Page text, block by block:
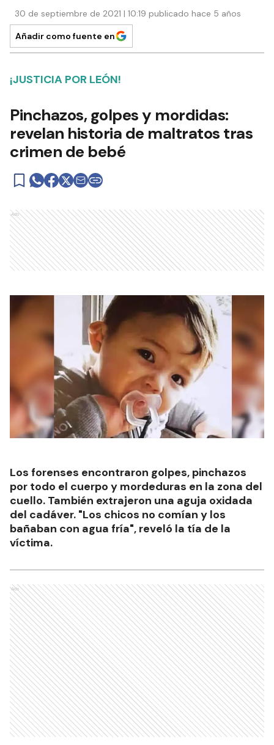
30 de septiembre de 2021 | 10:19 publicado hace 5 años
Añadir como fuente en
¡JUSTICIA POR LEÓN!
Pinchazos, golpes y mordidas:
revelan historia de maltratos tras
crimen de bebé
Ads
Los forenses encontraron golpes, pinchazos
por todo el cuerpo y mordeduras en la zona del
cuello. También extrajeron una aguja oxidada
del cadáver. "Los chicos no comían y los
bañaban con agua fría", reveló la tía de la
víctima.
Ads